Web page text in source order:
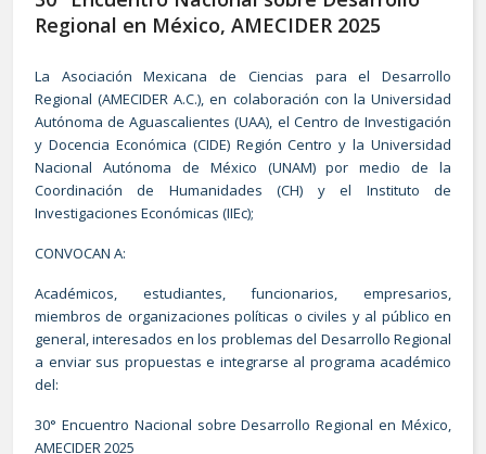
Regional en México, AMECIDER 2025
La Asociación Mexicana de Ciencias para el Desarrollo
Regional (AMECIDER A.C.), en colaboración con la Universidad
Autónoma de Aguascalientes (UAA), el Centro de Investigación
y Docencia Económica (CIDE) Región Centro y la Universidad
Nacional Autónoma de México (UNAM) por medio de la
Coordinación de Humanidades (CH) y el Instituto de
Investigaciones Económicas (IIEc);
CONVOCAN A:
Académicos, estudiantes, funcionarios, empresarios,
miembros de organizaciones políticas o civiles y al público en
general, interesados en los problemas del Desarrollo Regional
a enviar sus propuestas e integrarse al programa académico
del:
30° Encuentro Nacional sobre Desarrollo Regional en México,
AMECIDER 2025